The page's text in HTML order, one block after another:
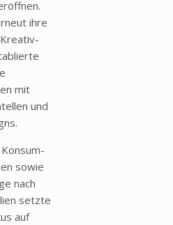
ihre
mit
und
sowie
nach
setzte
auf